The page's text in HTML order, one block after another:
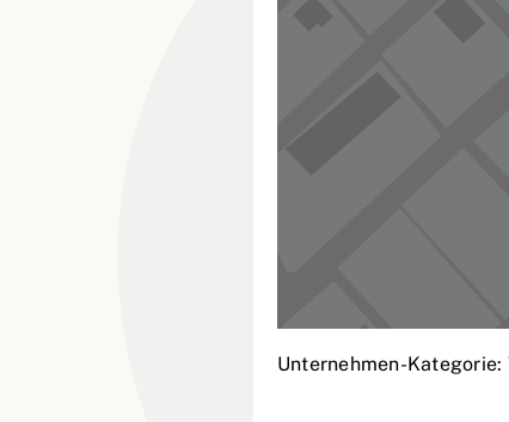
Unternehmen-Kategorie: